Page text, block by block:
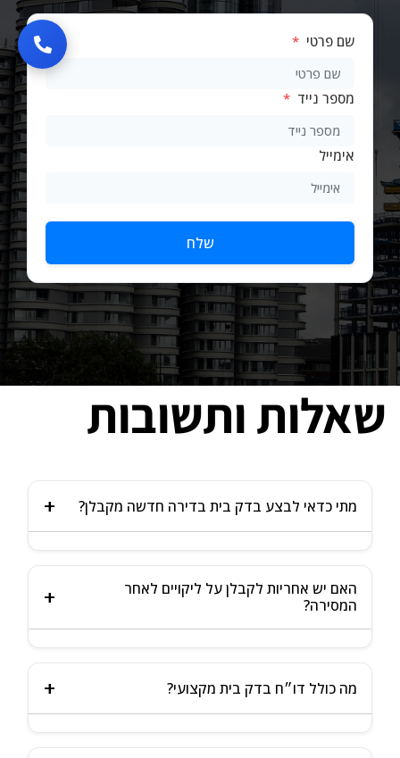
שם פרטי *
מספר נייד *
אימייל
שלח
שאלות ותשובות
מתי כדאי לבצע בדק בית בדירה חדשה מקבלן?
באם הקבלן מבצע מסירה ראשונית, מומלץ להזמין בדק
בית כבר בשלב זה – כדי לאתר ליקויים מוקדם, להיכנס
לבית תקין ולגור בראש שקט. באם הקבלן אינו מבצע מסירה
ראשונית, הזמינו את הבדיקה בהקדם לאחר קבלת המפתח,
לתיעוד ליקויים בזמן אמת ולהבטחת תיקונם במסגרת
האם יש אחריות לקבלן על ליקויים לאחר
המסירה?
כן. לפי חוק המכר (דירות) קיימות תקופת בדק ואחריות (≈
שנה ועד 7 שנים לפי סוג הליקוי). בתקופה זו הקבלן מחויב
מה כולל דו״ח בדק בית מקצועי?
סקירה הנדסית מלאה: שלד, ריצוף, חיפויים, אינסטלציה,